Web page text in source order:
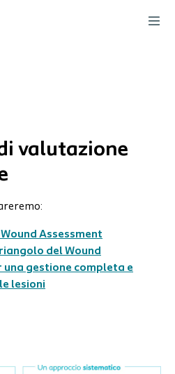
valutazione
Assessment
del Wound
una gestione completa e
lesioni